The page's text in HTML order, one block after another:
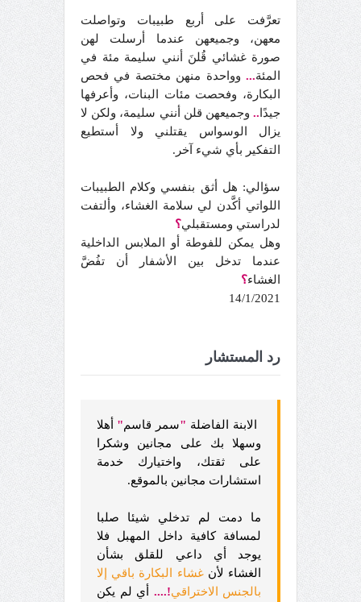
تعرَّفت على أربع طبيبات وتواصلت
معهن، وجميعهن عندما أرسلت لهن
صورة غشائي قُلنَ أنني سليمة مئة في
المئة... وواحدة منهن مختصة في فحص
البكارة، وفحصت مئات البنات، وأعرفها
جيدًا .. وجميعهن قلن أنني سليمة، ولكن لا
يزال الوسواس يقتلني ولا أستطيع
التفكير بأي شيء آخر.
سؤالي: هل أثق بنفسي وكلام الطبيبات
اللواتي أكَّدن لي سلامة الغشاء، وألتفت
لدراستي ومستقبلي؟
وهل يمكن للفوطة أو الملابس الداخلية
عندما تدخل بين الأشفار أن تفُضَّ
الغشاء؟
14/1/2021
رد المستشار
الابنة الفاضلة "سمر قاسم" أهلا
وسهلا بك على مجانين وشكرا
على ثقتك، واختيارك خدمة
استشارات مجانين بالموقع.
ما دمت لم تدخلي شيئا صلبا
لمسافة كافية داخل المهبل فلا
يوجد أي داعي للقلق بشأن
الغشاء لأنغشاء البكارة باقي إلا
بالجنس الاختراقي!
.... أي لم يكن